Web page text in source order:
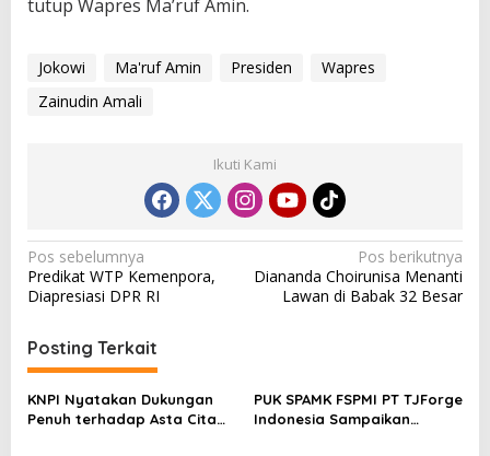
tutup Wapres Ma’ruf Amin.
Jokowi Ma'ruf Amin Presiden
Wapres
Zainudin Amali
Ikuti Kami
N
a
i
g
a
Pos sebelumnya
Predikat WTP Kemenpora,
Diapresiasi DPR RI
Pos berikutnya
Diananda Choirunisa Menanti
Lawan di Babak 32 Besar
Posting Terkait
KNPI Nyatakan Dukungan
Penuh terhadap Asta Cita
PUK SPAMK FSPMI PT TJForge
Indonesia Sampaikan